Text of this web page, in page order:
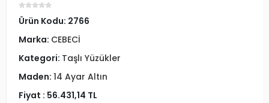
Ürün Kodu: 2766
Marka: CEBECİ
Kategori: Taşlı Yüzükler
Maden: 14 Ayar Altın
Fiyat : 56.431,14 TL